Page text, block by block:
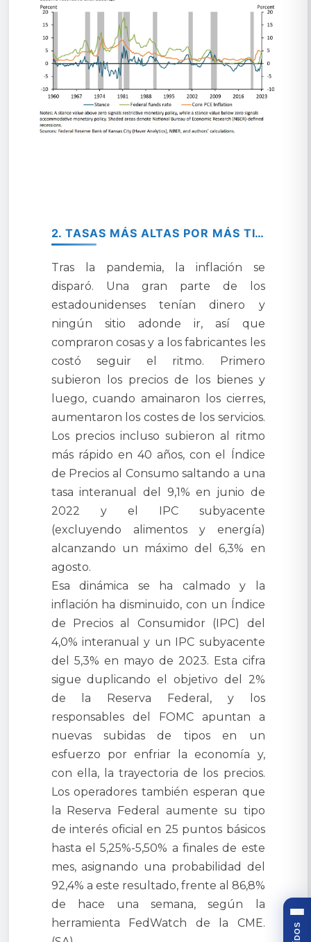
2. TASAS MÁS ALTAS POR MÁS TIEMPO.
Tras la pandemia, la inflación se
disparó. Una gran parte de los
estadounidenses tenían dinero y
ningún sitio adonde ir, así que
compraron cosas y a los fabricantes les
costó seguir el ritmo. Primero
subieron los precios de los bienes y
luego, cuando amainaron los cierres,
aumentaron los costes de los servicios.
Los precios incluso subieron al ritmo
más rápido en 40 años, con el Índice
de Precios al Consumo saltando a una
tasa interanual del 9,1% en junio de
2022 y el IPC subyacente
(excluyendo alimentos y energía)
alcanzando un máximo del 6,3% en
agosto.
Esa dinámica se ha calmado y la
inflación ha disminuido, con un Índice
de Precios al Consumidor (IPC) del
4,0% interanual y un IPC subyacente
del 5,3% en mayo de 2023. Esta cifra
sigue duplicando el objetivo del 2%
de la Reserva Federal, y los
responsables del FOMC apuntan a
nuevas subidas de tipos en un
esfuerzo por enfriar la economía y,
con ella, la trayectoria de los precios.
Los operadores también esperan que
la Reserva Federal aumente su tipo
de interés oficial en 25 puntos básicos
hasta el 5,25%-5,50% a finales de este
mes, asignando una probabilidad del
92,4% a este resultado, frente al 86,8%
de hace una semana, según la
herramienta FedWatch de la CME.